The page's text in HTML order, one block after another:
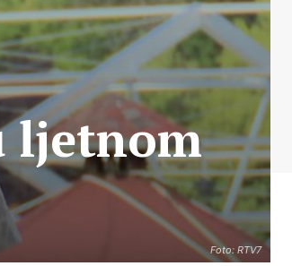
Foto: RTV7
ljetnom